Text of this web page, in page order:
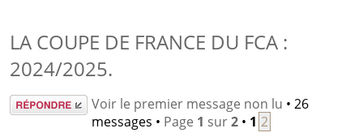
LA COUPE DE FRANCE DU FCA :
2024/2025.
Répondre Voir le premier message non lu • 26
messages • Page 1 sur2• 1 2